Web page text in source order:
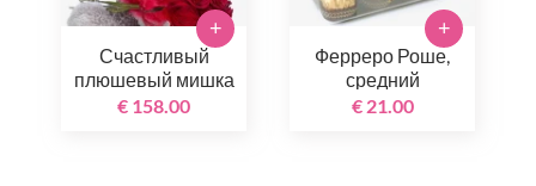
Счастливый
плюшевый мишка
€ 158.00
+
Ферреро Роше,
средний
€ 21.00
+